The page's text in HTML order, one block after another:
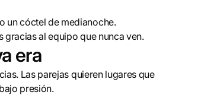
un cóctel de medianoche.
al equipo que nunca ven.
era
Las parejas quieren lugares que
presión.